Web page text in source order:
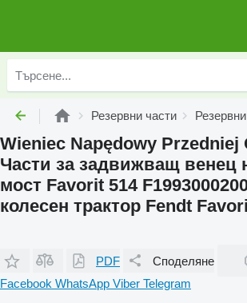
Резервни части
Wieniec Napędowy Przedniej
Части за задвижващ венец
мост Favorit 514
колесен трактор Fendt
PDF Споделяне
Facebook WhatsApp Viber Telegram